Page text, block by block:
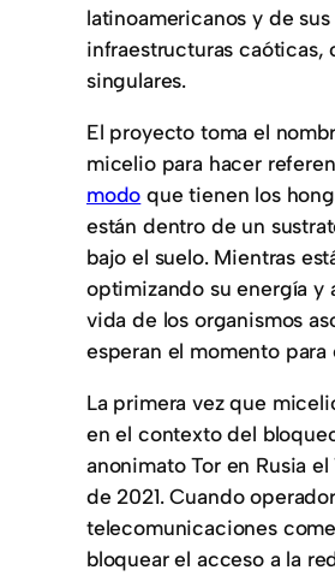
latinoamericanos y de
infraestructuras caóticas,
singulares.
El proyecto toma el
micelio para hacer
modo que tienen los
están dentro de un
bajo el suelo. Mientras
optimizando su energía y
vida de los organismos
esperan el momento para
La primera vez que
en el contexto del
anonimato Tor en Rusia
de 2021. Cuando
telecomunicaciones
bloquear el acceso a la